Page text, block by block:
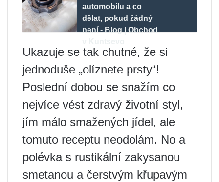
automobilu a co
dělat, pokud žádný
není - Blog | Obchod
Ukazuje se tak chutné, že si
jednoduše „olíznete prsty“!
Poslední dobou se snažím co
nejvíce vést zdravý životní styl,
jím málo smažených jídel, ale
tomuto receptu neodolám. No a
polévka s rustikální zakysanou
smetanou a čerstvým křupavým